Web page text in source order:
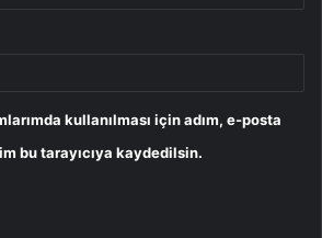
kullanılması için adım, e-posta
bu tarayıcıya kaydedilsin.